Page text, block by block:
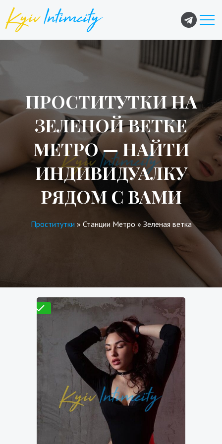
ПРОСТИТУТКИ НА
ЗЕЛЕНОЙ ВЕТКЕ
МЕТРО — НАЙТИ
ИНДИВИДУАЛКУ
РЯДОМ С ВАМИ
Проститутки » Станции Метро » Зеленая ветка